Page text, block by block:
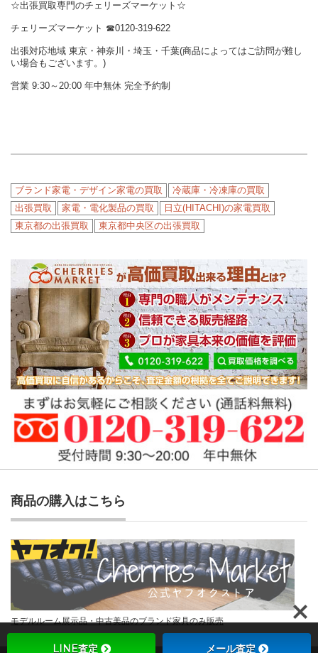
☆出張買取専門のチェリーズマーケット☆
チェリーズマーケット ☎︎0120-319-622
出張対応地域 東京・神奈川・埼玉・千葉(商品によってはご訪問が難し
い場合もございます。)
営業 9:30～20:00 年中無休 完全予約制
ブランド家電・デザイン家電の買取
冷蔵庫・冷凍庫の買取
出張買取
家電・電化製品の買取
日立(HITACHI)の家電買取
東京都の出張買取
東京都中央区の出張買取
商品の購入はこちら
モデルルーム展示品・中古美品のブランド家具のみ販売
LINE査定 メール査定